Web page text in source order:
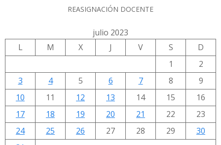
REASIGNACIÓN DOCENTE
julio 2023
L
M X J V S
D
1
2
3
4 5 6 7 8
9
10
11 12 13 14 15
16
17
18 19 20 21 22
23
24
25 26 27 28 29
30